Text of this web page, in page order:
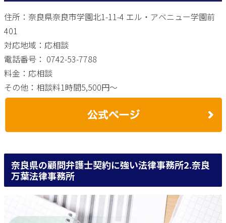
住所：奈良県奈良市学園北1-11-4 エル・アベニュー学園前
401
対応地域：応相談
電話番号： 0742-53-7788
料金：応相談
その他：相談料1時間5,500円〜
奈良県の顧問弁護士契約に強い法律事務所2.奈良
万葉法律事務所